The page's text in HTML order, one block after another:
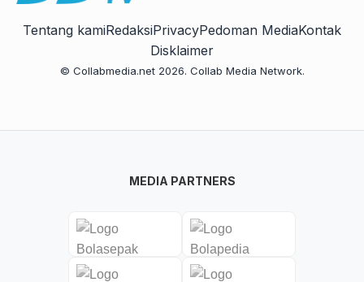
Tentang kamiRedaksiPrivacyPedoman MediaKontak
Disklaimer
© Collabmedia.net 2026. Collab Media Network.
MEDIA PARTNERS